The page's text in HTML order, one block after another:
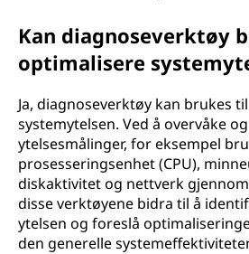
Kan diagnoseverktøy
optimalisere
Ja, diagnoseverktøy kan brukes
systemytelsen. Ved å overvåke
ytelsesmålinger, for eksempel
prosesseringsenhet (CPU),
diskaktivitet og nettverk
disse verktøyene bidra til å
ytelsen og foreslå
den generelle